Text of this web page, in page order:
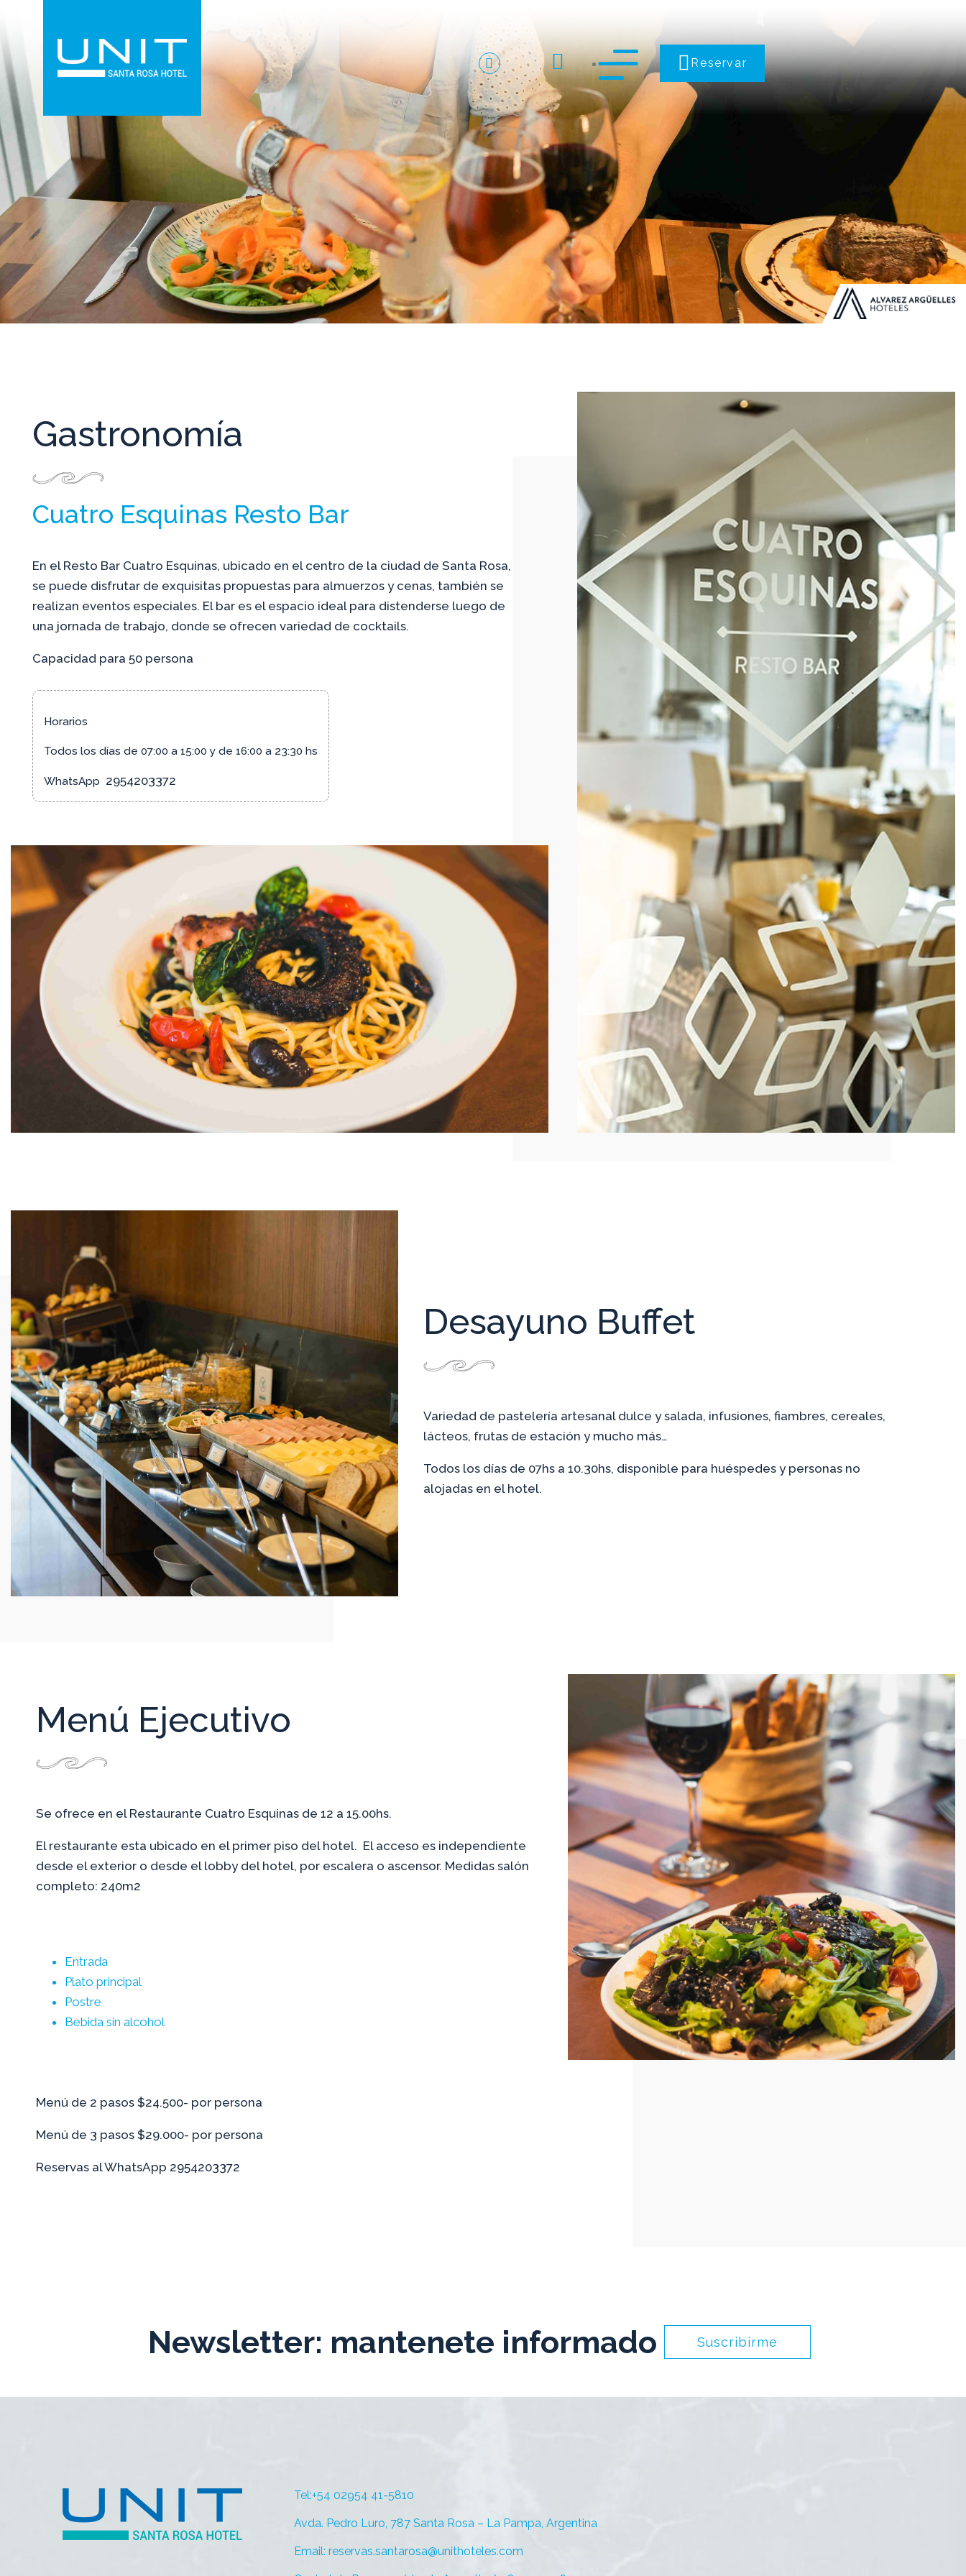
Reservar
Gastronomía
Cuatro Esquinas Resto Bar
En el Resto Bar Cuatro Esquinas, ubicado en el centro de la ciudad de Santa Rosa,
se puede disfrutar de exquisitas propuestas para almuerzos y cenas, también se
realizan eventos especiales. El bar es el espacio ideal para distenderse luego de
una jornada de trabajo, donde se ofrecen variedad de cocktails.
Capacidad para 50 persona
Horarios
Todos los días de 07:00 a 15:00 y de 16:00 a 23:30 hs
WhatsApp 2954203372
Desayuno Buffet
Variedad de pastelería artesanal dulce y salada, infusiones, fiambres, cereales,
lácteos, frutas de estación y mucho más…
Todos los días de 07hs a 10.30hs, disponible para huéspedes y personas no
alojadas en el hotel.
Menú Ejecutivo
Se ofrece en el Restaurante Cuatro Esquinas de 12 a 15.00hs.
El restaurante esta ubicado en el primer piso del hotel. El acceso es independiente
desde el exterior o desde el lobby del hotel, por escalera o ascensor. Medidas salón
completo: 240m2
Entrada
Plato principal
Postre
Bebida sin alcohol
Menú de 2 pasos $24.500- por persona
Menú de 3 pasos $29.000- por persona
Reservas al WhatsApp 2954203372
Newsletter: mantenete informado Suscribirme
Tel:+54 02954 41-5810
Avda. Pedro Luro, 787 Santa Rosa – La Pampa, Argentina
Email: reservas.santarosa@unithoteles.com